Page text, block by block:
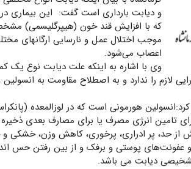
و دیابت بارداری است گفت: این بیماری
که با افزایش قند خون (هیپرگلیسمی)
موجب اختلال عمل و نارسایی ارگانهای
اعصاب می‌شود.
وی با اشاره به اینکه علت دیابت نوع یک
لازم را ندارد و به اصطلاح مقاومت به انسولین
هورمونی است که در لوزالمعده
تامین انرژی مصرف یا برای مصارف بعدی
از حد، پر ادراری، پرخوری، کاهش وزن، خشکی
عفونت‌های پوستی و برفک و از بین رفتن حس
تشخیصی دیابت می باشد.